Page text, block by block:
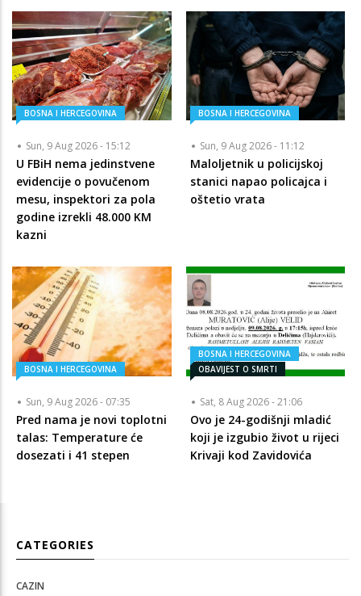
BOSNA I HERCEGOVINA
Sun, 9 Aug 2026 - 15:12
U FBiH nema jedinstvene
evidencije o povučenom
mesu, inspektori za pola
godine izrekli 48.000 KM
kazni
BOSNA I HERCEGOVINA
Sun, 9 Aug 2026 - 11:12
Maloljetnik u policijskoj
stanici napao policajca i
oštetio vrata
BOSNA I HERCEGOVINA
Sun, 9 Aug 2026 - 07:35
Pred nama je novi toplotni
talas: Temperature će
dosezati i 41 stepen
BOSNA I HERCEGOVINA
OBAVIJEST O SMRTI
Sat, 8 Aug 2026 - 21:06
Ovo je 24-godišnji mladić
koji je izgubio život u rijeci
Krivaji kod Zavidovića
CATEGORIES
CAZIN